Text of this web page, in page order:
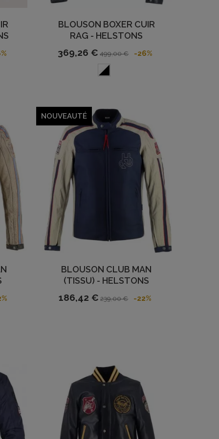
BLOUSON BOXER CUIR
RAG - HELSTONS
369,26 € 499,00 € -26%
NOUVEAUTÉ
BLOUSON CLUB MAN
(TISSU) - HELSTONS
186,42 € 239,00 € -22%